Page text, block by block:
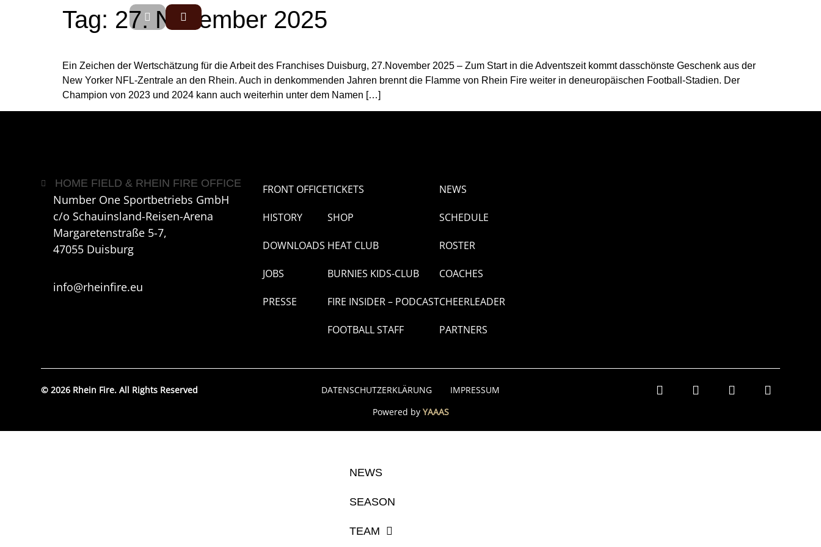
Tag: 27. November 2025
Ein Zeichen der Wertschätzung für die Arbeit des Franchises Duisburg, 27.November 2025 – Zum Start in die Adventszeit kommt dasschönste Geschenk aus der
New Yorker NFL-Zentrale an den Rhein. Auch in denkommenden Jahren brennt die Flamme von Rhein Fire weiter in deneuropäischen Football-Stadien. Der
Champion von 2023 und 2024 kann auch weiterhin unter dem Namen […]
HOME FIELD & RHEIN FIRE OFFICE
Number One Sportbetriebs GmbH
c/o Schauinsland-Reisen-Arena
Margaretenstraße 5-7,
47055 Duisburg
info@rheinfire.eu
FRONT OFFICE
HISTORY
DOWNLOADS
JOBS
PRESSE
TICKETS
SHOP
HEAT CLUB
BURNIES KIDS-CLUB
FIRE INSIDER – PODCAST
FOOTBALL STAFF
NEWS
SCHEDULE
ROSTER
COACHES
CHEERLEADER
PARTNERS
© 2026 Rhein Fire. All Rights Reserved DATENSCHUTZERKLÄRUNG
IMPRESSUM
Powered by YAAAS
NEWS
SEASON
TEAM